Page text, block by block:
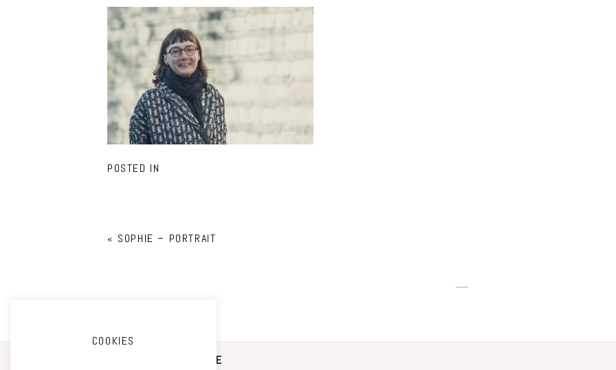
POSTED IN
« SOPHIE – PORTRAIT
STUDIO PHOTO CAMILLE
COOKIES